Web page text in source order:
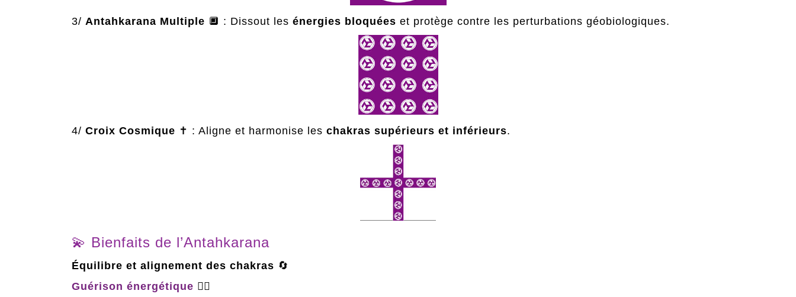
3/ Antahkarana Multiple 🔲 : Dissout les énergies bloquées et protège contre les perturbations géobiologiques.
4/ Croix Cosmique ✝️ : Aligne et harmonise les chakras supérieurs et inférieurs.
💫 Bienfaits de l’Antahkarana
Équilibre et alignement des chakras 🔄
Guérison énergétique 🧘‍♀️